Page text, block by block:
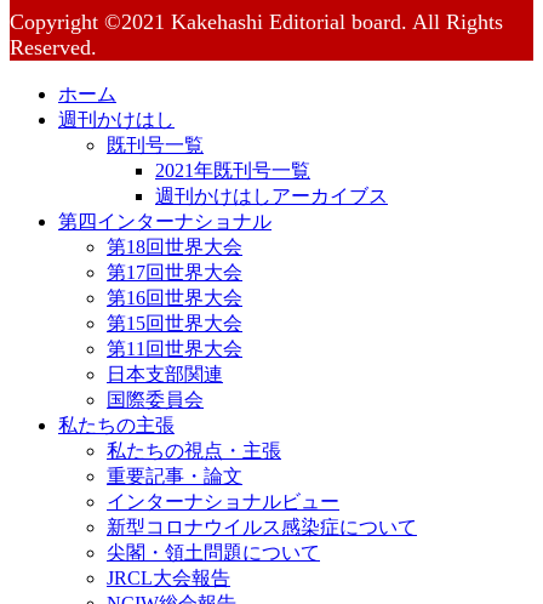
Copyright ©2021 Kakehashi Editorial board. All Rights
Reserved.
ホーム
週刊かけはし
既刊号一覧
2021年既刊号一覧
週刊かけはしアーカイブス
第四インターナショナル
第18回世界大会
第17回世界大会
第16回世界大会
第15回世界大会
第11回世界大会
日本支部関連
国際委員会
私たちの主張
私たちの視点・主張
重要記事・論文
インターナショナルビュー
新型コロナウイルス感染症について
尖閣・領土問題について
JRCL大会報告